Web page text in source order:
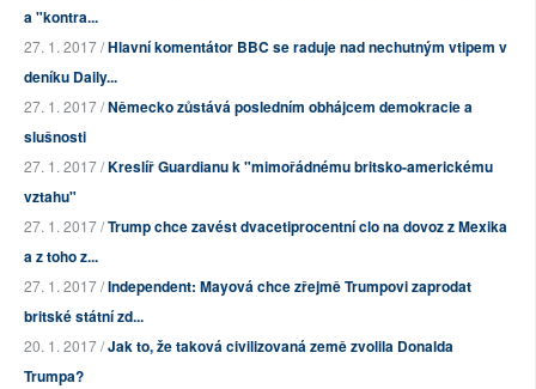
a "kontra...
27. 1. 2017 /Hlavní komentátor BBC se raduje nad nechutným vtipem v
deníku Daily...
27. 1. 2017 /Německo zůstává posledním obhájcem demokracie a
slušnosti
27. 1. 2017 /Kreslíř Guardianu k "mimořádnému britsko-americkému
vztahu"
27. 1. 2017 /Trump chce zavést dvacetiprocentní clo na dovoz z Mexika
a z toho z...
27. 1. 2017 /Independent: Mayová chce zřejmě Trumpovi zaprodat
britské státní zd...
20. 1. 2017 /Jak to, že taková civilizovaná země zvolila Donalda
Trumpa?